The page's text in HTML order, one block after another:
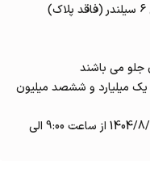
جلو می باشند
مبلغ یک میلیارد و ششصد میلیون
که مزایده اوال دستگاه فوق الذکر روز چهارشنبه مورخه 1404/8/28 از ساعت 9:00 الی